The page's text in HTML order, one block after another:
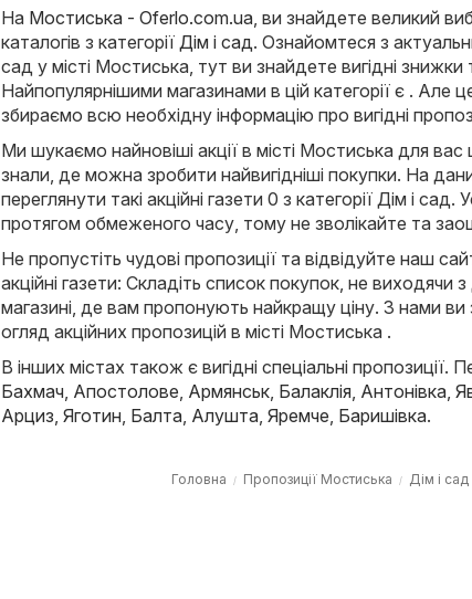
На Мостиська - Oferlo.com.ua, ви знайдете великий
каталогів з категорії Дім і сад. Ознайомтеся з
сад у місті Мостиська, тут ви знайдете вигідні знижки
Найпопулярнішими магазинами в цій категорії є . Але
збираємо всю необхідну інформацію про вигідні
Ми шукаємо найновіші акції в місті Мостиська для
знали, де можна зробити найвигідніші покупки. На
переглянути такі акційні газети 0 з категорії Дім і сад.
протягом обмеженого часу, тому не зволікайте та
Не пропустіть чудові пропозиції та відвідуйте наш
акційні газети: Складіть список покупок, не виходячи
магазині, де вам пропонують найкращу ціну. З нами
огляд акційних пропозицій в місті Мостиська .
В інших містах також є вигідні спеціальні пропозиції.
Бахмач, Апостолове, Армянськ, Балаклія, Антонівка,
Арциз, Яготин, Балта, Алушта, Яремче, Баришівка.
Головна Пропозиції Мостиська Дім і